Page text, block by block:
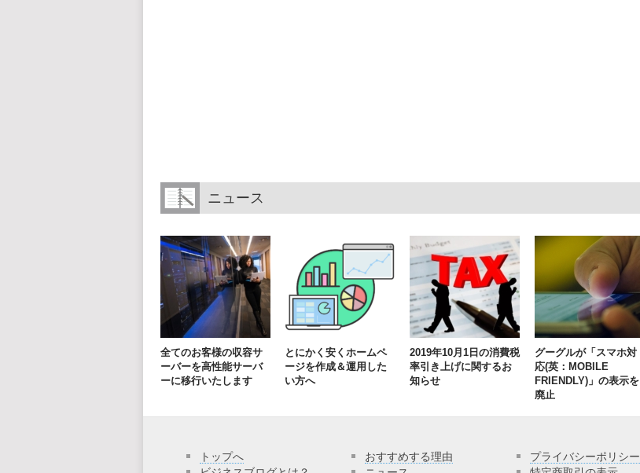
ニュース
全てのお客様の収容サ
ーバーを高性能サーバ
ーに移行いたします
とにかく安くホームペ
ージを作成＆運用した
い方へ
2019年10月1日の消費税
率引き上げに関するお
知らせ
グーグルが「スマホ対
応(英：MOBILE
FRIENDLY)」の表示を
廃止
トップへ
おすすめする理由
プライバシーポリシー